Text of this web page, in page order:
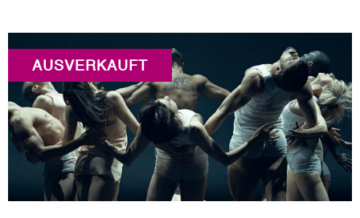
AUSVERKAUFT